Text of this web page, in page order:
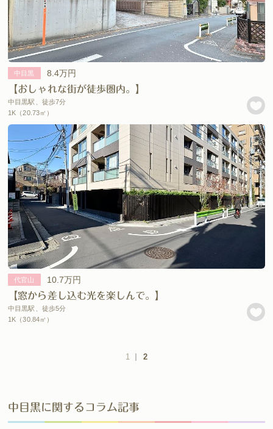
中目黒
8.4万円
【おしゃれな街が徒歩圏内。】
中目黒駅、徒歩7分
1K（20.73㎡）
代官山
10.7万円
【窓から差し込む光を楽しんで。】
中目黒駅、徒歩5分
1K（30.84㎡）
1 2
中目黒に関するコラム記事